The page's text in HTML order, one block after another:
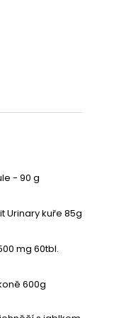
- 90 g
Urinary kuře 85g
mg 60tbl.
600g